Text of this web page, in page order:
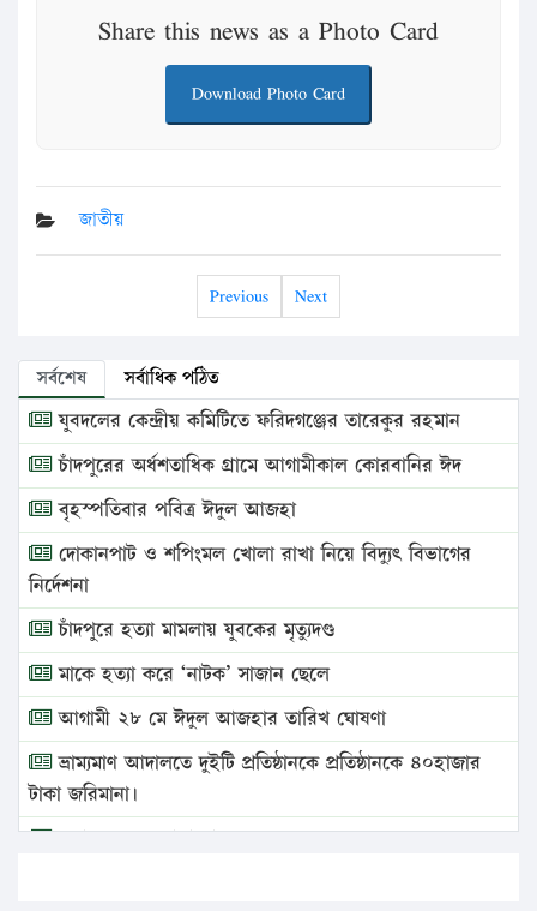
Share this news as a Photo Card
Download Photo Card
জাতীয়
Previous Next
সর্বশেষ সর্বাধিক পঠিত
যুবদলের কেন্দ্রীয় কমিটিতে ফরিদগঞ্জের তারেকুর রহমান
চাঁদপুরের অর্ধশতাধিক গ্রামে আগামীকাল কোরবানির ঈদ
বৃহস্পতিবার পবিত্র ঈদুল আজহা
দোকানপাট ও শপিংমল খোলা রাখা নিয়ে বিদ্যুৎ বিভাগের
নির্দেশনা
চাঁদপুরে হত্যা মামলায় যুবকের মৃত্যুদণ্ড
মাকে হত্যা করে ‘নাটক’ সাজান ছেলে
আগামী ২৮ মে ঈদুল আজহার তারিখ ঘোষণা
ভ্রাম্যমাণ আদালতে দুইটি প্রতিষ্ঠানকে প্রতিষ্ঠানকে ৪০হাজার
টাকা জরিমানা।
এবার লঞ্চের ভাড়া বাড়ল